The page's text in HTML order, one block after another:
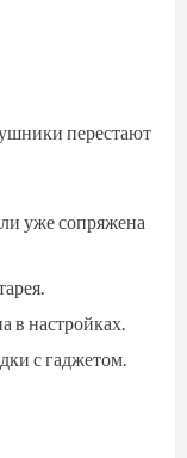
перестают
уже сопряжена
в настройках.
с гаджетом.